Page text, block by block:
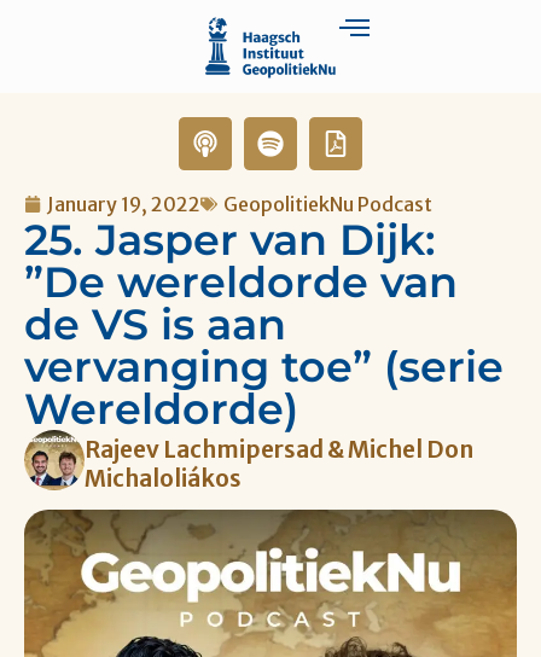
January 19, 2022 GeopolitiekNu Podcast
25. Jasper van Dijk:
”De wereldorde van
de VS is aan
vervanging toe” (serie
Wereldorde)
Rajeev Lachmipersad & Michel Don
Michaloliákos